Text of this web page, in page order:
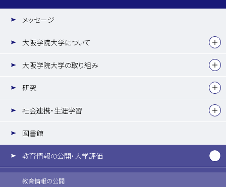
メッセージ
大阪学院大学について
大阪学院大学の取り組み
研究
社会連携・生涯学習
図書館
教育情報の公開・大学評価
教育情報の公開